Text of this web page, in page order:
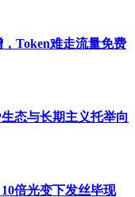
Token难走流量免费
态与长期主义托举向
倍光变下发丝毕现